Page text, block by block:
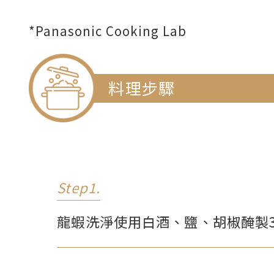
*Panasonic Cooking Lab
料理步驟
Step1.
龍蝦洗淨使用白酒、鹽、胡椒醃